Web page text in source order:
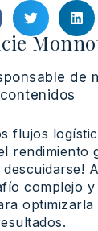
de
flujos
rendimiento
descuidarse!
complejo